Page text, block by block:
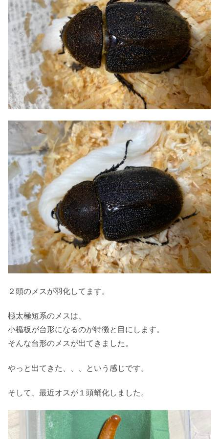
２頭のメスが羽化してます。
極太極短系のメスは、
小楯板が台形になるのが特徴と目にします。
そんな台形のメスが出てきました。
やっと出てきた、、、という感じです。
そして、最近オスが１頭蛹化しました。